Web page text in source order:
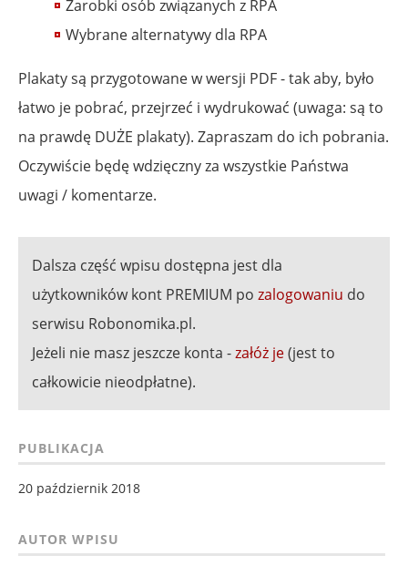
Zarobki osób związanych z RPA
Wybrane alternatywy dla RPA
Plakaty są przygotowane w wersji PDF - tak aby, było
łatwo je pobrać, przejrzeć i wydrukować (uwaga: są to
na prawdę DUŻE plakaty). Zapraszam do ich pobrania.
Oczywiście będę wdzięczny za wszystkie Państwa
uwagi / komentarze.
Dalsza część wpisu dostępna jest dla
użytkowników kont PREMIUM po zalogowaniu do
serwisu Robonomika.pl.
Jeżeli nie masz jeszcze konta -załóż je(jest to
całkowicie nieodpłatne).
PUBLIKACJA
20 październik 2018